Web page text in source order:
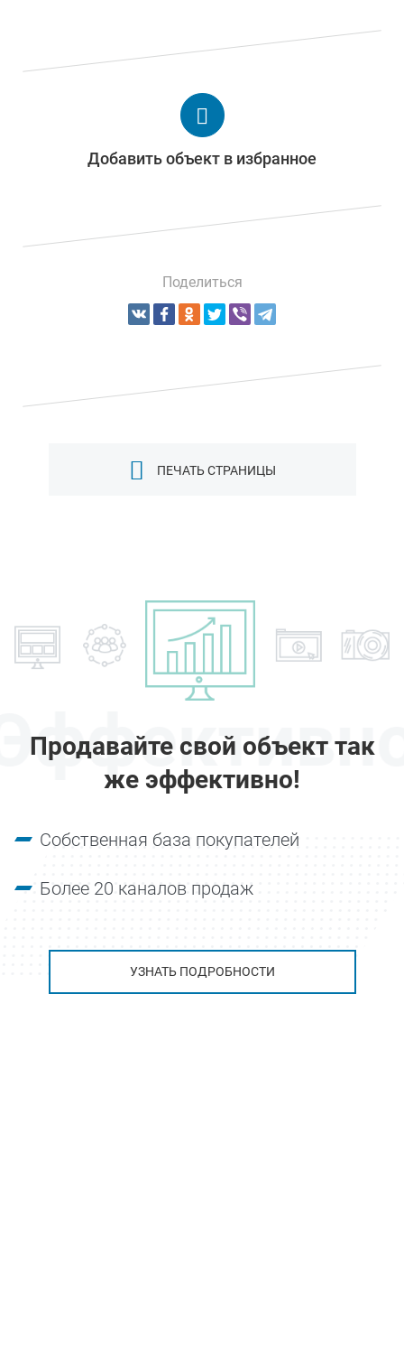
Добавить объект в избранное
Поделиться
ПЕЧАТЬ СТРАНИЦЫ
Продавайте свой объект так
же эффективно!
Собственная база покупателей
Более 20 каналов продаж
УЗНАТЬ ПОДРОБНОСТИ